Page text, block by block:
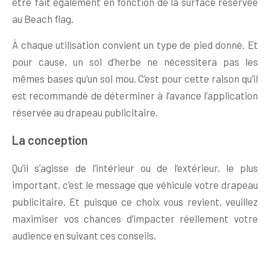
au Beach flag.
À chaque utilisation convient un type de pied donné. Et
pour cause, un sol d’herbe ne nécessitera pas les
mêmes bases qu’un sol mou. C’est pour cette raison qu’il
est recommandé de déterminer à l’avance l’application
réservée au drapeau publicitaire.
La conception
Qu’il s’agisse de l’intérieur ou de l’extérieur, le plus
important, c’est le message que véhicule votre drapeau
publicitaire. Et puisque ce choix vous revient, veuillez
maximiser vos chances d’impacter réellement votre
audience en suivant ces conseils.